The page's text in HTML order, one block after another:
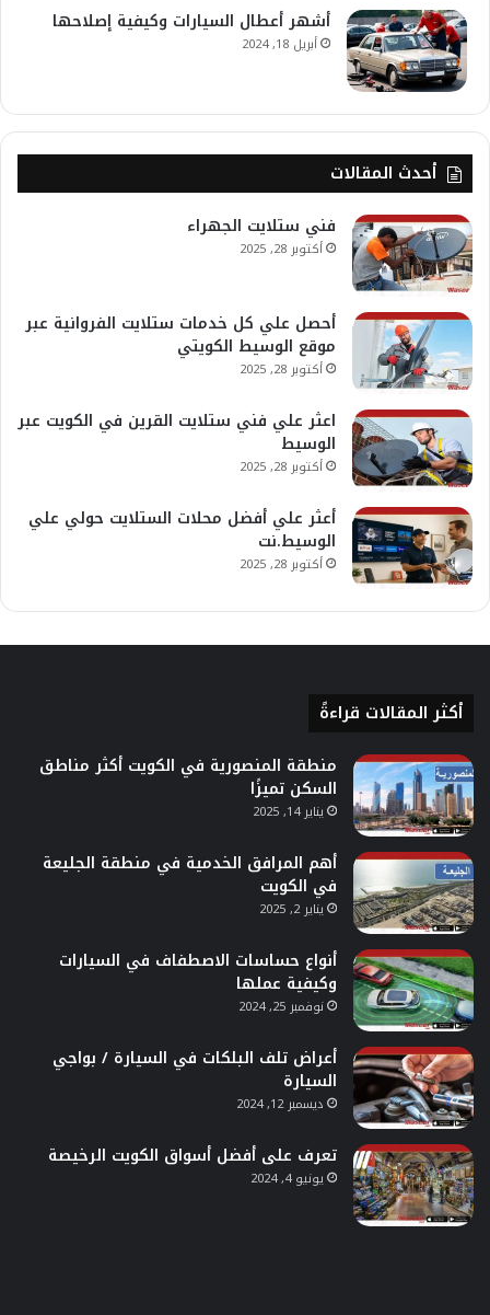
أشهر أعطال السيارات وكيفية إصلاحها
أبريل 18, 2024
أحدث المقالات
فني ستلايت الجهراء
أكتوبر 28, 2025
أحصل علي كل خدمات ستلايت الفروانية عبر
موقع الوسيط الكويتي
أكتوبر 28, 2025
اعثر علي فني ستلايت القرين في الكويت عبر
الوسيط
أكتوبر 28, 2025
أعثر علي أفضل محلات الستلايت حولي علي
الوسيط.نت
أكتوبر 28, 2025
أكثر المقالات قراءةً
منطقة المنصورية في الكويت أكثر مناطق
السكن تميزًا
يناير 14, 2025
أهم المرافق الخدمية في منطقة الجليعة
في الكويت
يناير 2, 2025
أنواع حساسات الاصطفاف في السيارات
وكيفية عملها
نوفمبر 25, 2024
أعراض تلف البلكات في السيارة / بواجي
السيارة
ديسمبر 12, 2024
تعرف على أفضل أسواق الكويت الرخيصة
يونيو 4, 2024